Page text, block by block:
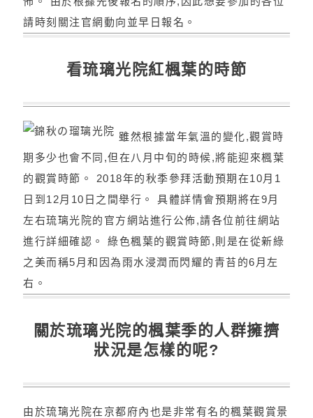
請時刻關注官網動向並早日報名。
看琉璃光院紅楓葉的時節
雖然根據當年氣溫的變化,觀賞時
期多少也會不同,但在八月中旬的時候,將能迎來楓葉
的觀賞時節。 2018年的秋季參拜活動預期在10月1
日到12月10日之間舉行。 具體詳情會預期將在9月
左右琉璃光院的官方網站進行公佈,請各位前往網站
進行詳細確認。 綠色楓葉的觀賞時節,則是在從新綠
之美而稱5月和因為雨水浸潤而閃耀的青苔的6月左
右。
關於琉璃光院的楓葉季的人群擁擠
狀況是怎樣的呢?
由於琉璃光院在京都府內也是非常有名的楓葉觀賞景